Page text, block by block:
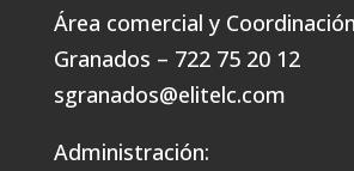
Área comercial y
Granados – 722 75 20 12
sgranados@elitelc.com
Administración: